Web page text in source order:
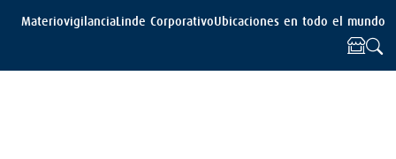
MateriovigilanciaLinde CorporativoUbicaciones en todo el mundo